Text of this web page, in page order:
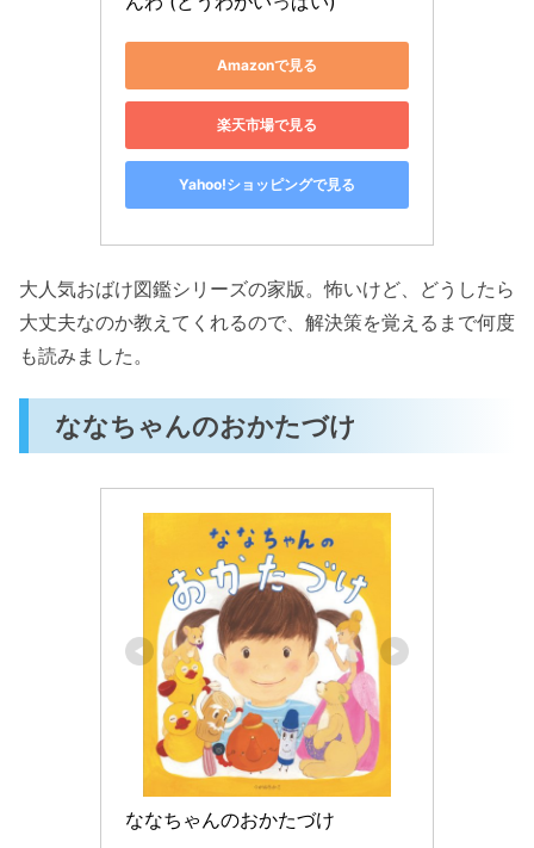
Amazonで見る
楽天市場で見る
Yahoo!ショッピングで見る
大人気おばけ図鑑シリーズの家版。怖いけど、どうしたら
大丈夫なのか教えてくれるので、解決策を覚えるまで何度
も読みました。
ななちゃんのおかたづけ
ななちゃんのおかたづけ